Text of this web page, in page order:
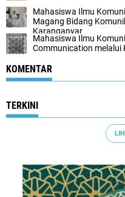
Mahasiswa Ilmu
Magang Bidang
Karanganyar
Mahasiswa Ilmu
Communication melalui
KOMENTAR
TERKINI